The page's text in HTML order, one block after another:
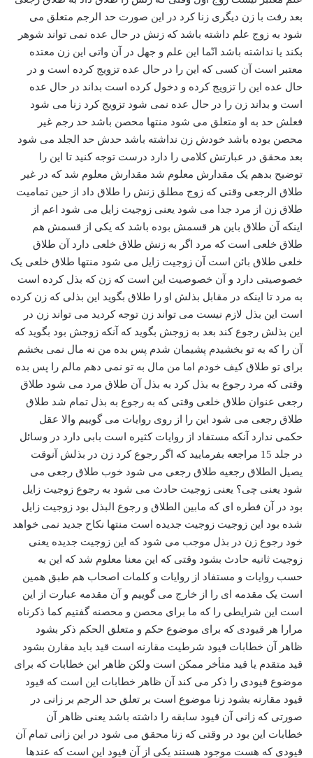
بعد رفت با زن دیگری زنا کرد در این صورت حد الرجم متعلق می
شود به زوج علم داشته باشد که زنش در حال عده نمی تواند شوهر
بکند یا نداشته باشد انّما این علم و جهل در آن واتی این زن معتده
معتبر است آن کسی که این را در حال عده تزویج کرده است و در
حال عده این را تزویج کرده و دخول کرده است بداند در حال عده
است و بداند زن را در حال عده نمی شود تزویج کرد زنا می شود
فعلش حد به او متعلق می شود منتها محصن باشد حد رجم غیر
محصن بوده باشد خودش زن نداشته باشد حدش حد الجلد می شود
بعد محقق در عبارتش کلامی را دارد درست توجه کنید تا این را
توضیح بدهم یک مقدارش معلوم شد مقدارش معلوم شد که در غیر
طلاق الرجعی وقتی که زوج مطلق زنش را طلاق داد از حین تمامیت
طلاق زن از مرد جدا می شود یعنی زوجیت زایل می شود اعم از
اینکه آن طلاق باین هر قسمش بوده باشد که یکی از قسمش هم
طلاق خلعی است که مرد اگر به زنش طلاق خلعی دارد آن طلاق
خلعی طلاق بائن است آن زوجیت زایل می شود منتها طلاق خلعی یک
خصوصیتی دارد و آن خصوصیت این است که زن که بذل کرده است
به مرد تا اینکه در مقابل بذلش او را طلاق بگوید این بذلی که زن کرده
است این بذل لازم نیست می تواند زن توجه کردید می تواند زن در
این بذلش رجوع کند بعد به زوجش بگوید که آنکه زوجش بود بگوید که
آن را که به تو بخشیدم پشیمان شدم پس بده من نه مال نمی بخشم
برای تو طلاق کیف خودم اما من مال به تو نمی دهم مالم را پس بده
وقتی که مرد رجوع به بذل کرد به بذل آن طلاق مرد می شود طلاق
رجعی عنوان طلاق خلعی وقتی که به رجوع به بذل تمام شد طلاق
طلاق رجعی می شود این را از روی روایات می گوییم والا عقل
حکمی ندارد آنکه مستفاد از روایات کثیره است بابی دارد در وسائل
در جلد 15 مراجعه بفرمایید که اگر رجوع کرد زن در بذلش آنوقت
یصیل الطلاق رجعیه طلاق رجعی می شود خوب طلاق رجعی می
شود یعنی چی؟ یعنی زوجیت حادث می شود به رجوع زوجیت زایل
بود در آن فطره ای که مابین الطلاق و رجوع البذل بود زوجیت زایل
شده بود این زوجیت زوجیت جدیده است منتها نکاح جدید نمی خواهد
خود رجوع زن در بذل موجب می شود که این زوجیت جدیده یعنی
زوجیت ثانیه حادث بشود وقتی که این معنا معلوم شد که این به
حسب روایات و مستفاد از روایات و کلمات اصحاب هم طبق همین
است یک مقدمه ای را از خارج می گوییم و آن مقدمه عبارت از این
است این شرایطی را که ما برای محصن و محصنه گفتیم کما ذکرناه
مرارا هر قیودی که برای موضوع حکم و متعلق الحکم ذکر بشود
ظاهر آن خطابات قیود شرطیت مقارنه است قید باید مقارن بشود
قید متقدم یا قید متأخر ممکن است ولکن ظاهر این خطابات که برای
موضوع قیودی را ذکر می کند آن ظاهر خطابات این است که قیود
قیود مقارنه بشود زنا موضوع است بر تعلق حد الرجم بر زانی در
صورتی که زانی آن قیود سابقه را داشته باشد یعنی ظاهر آن
خطابات این بود در وقتی که زنا محقق می شود در این زانی تمام آن
قیودی که هست موجود هستند یکی از آن قیود این است که عندها